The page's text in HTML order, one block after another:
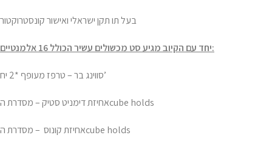
בעל תו תקן ישראלי ואישור קונסטרוקטור
יחד עם הקיוב מגיע סט מכשולים עשיר הכולל 16 אלמנטיים:
סווינג בר – טרפז מעופף *2 יח’
אחיזת דימניט סטיק – מסדרת הcube holds
אחיזת קונוס – מסדרת הcube holds